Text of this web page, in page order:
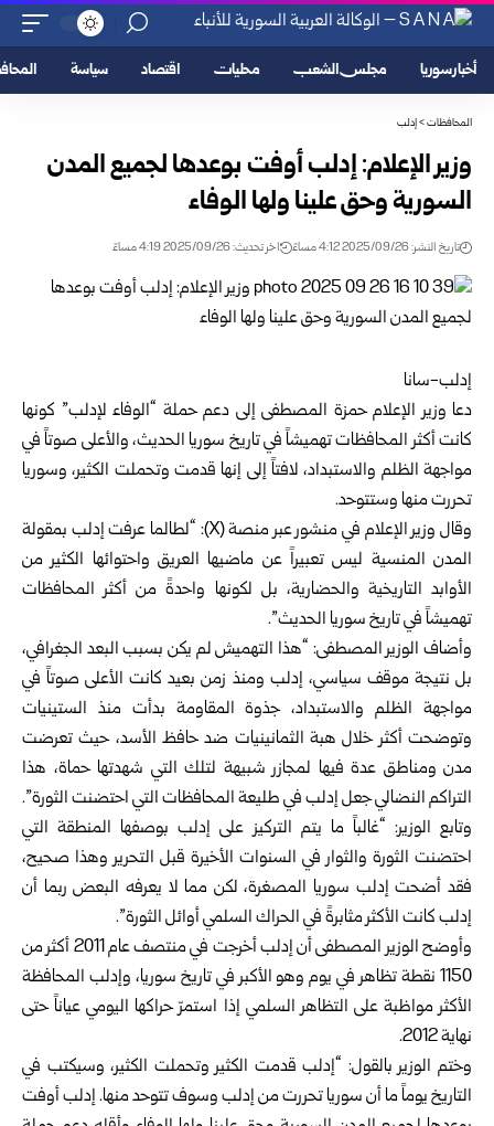
أخبار سوريا مجلس الشعب محليات اقتصاد سياسة
المحافظات>إدلب
وزير الإعلام: إدلب أوفت بوعدها لجميع المدن
السورية وحق علينا ولها الوفاء
تاريخ النشر: 2025/09/26 4:12 مساءً اخر تحديث: 2025/09/26 4:19 مساءً
إدلب-سانا
دعا وزير الإعلام حمزة المصطفى إلى دعم حملة “الوفاء لإدلب” كونها
كانت أكثر المحافظات تهميشاً في تاريخ سوريا الحديث، والأعلى صوتاً في
مواجهة الظلم والاستبداد، لافتاً إلى إنها قدمت وتحملت الكثير، وسوريا
تحررت منها وستتوحد.
وقال وزير الإعلام في منشور عبر منصة (X): “لطالما عرفت إدلب بمقولة
المدن المنسية ليس تعبيراً عن ماضيها العريق واحتوائها الكثير من
الأوابد التاريخية والحضارية، بل لكونها واحدةً من أكثر المحافظات
تهميشاً في تاريخ سوريا الحديث”.
وأضاف الوزير المصطفى: “هذا التهميش لم يكن بسبب البعد الجغرافي،
بل نتيجة موقف سياسي، إدلب ومنذ زمن بعيد كانت الأعلى صوتاً في
مواجهة الظلم والاستبداد، جذوة المقاومة بدأت منذ الستينيات
وتوضحت أكثر خلال هبة الثمانينيات ضد حافظ الأسد، حيث تعرضت
مدن ومناطق عدة فيها لمجازر شبيهة لتلك التي شهدتها حماة، هذا
التراكم النضالي جعل إدلب في طليعة المحافظات التي احتضنت الثورة”.
وتابع الوزير: “غالباً ما يتم التركيز على إدلب بوصفها المنطقة التي
احتضنت الثورة والثوار في السنوات الأخيرة قبل التحرير وهذا صحيح،
فقد أضحت إدلب سوريا المصغرة، لكن مما لا يعرفه البعض ربما أن
إدلب كانت الأكثر مثابرةً في الحراك السلمي أوائل الثورة”.
وأوضح الوزير المصطفى أن إدلب أخرجت في منتصف عام 2011 أكثر من
1150 نقطة تظاهر في يوم وهو الأكبر في تاريخ سوريا، وإدلب المحافظة
الأكثر مواظبة على التظاهر السلمي إذا استمرّ حراكها اليومي عياناً حتى
نهاية 2012.
وختم الوزير بالقول: “إدلب قدمت الكثير وتحملت الكثير، وسيكتب في
التاريخ يوماً ما أن سوريا تحررت من إدلب وسوف تتوحد منها. إدلب أوفت